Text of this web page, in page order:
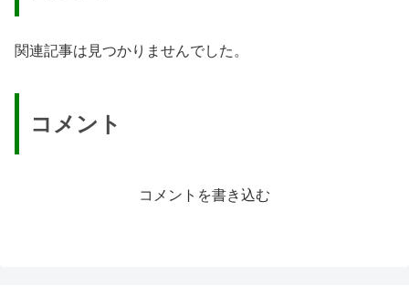
関連記事は見つかりませんでした。
コメント
コメントを書き込む